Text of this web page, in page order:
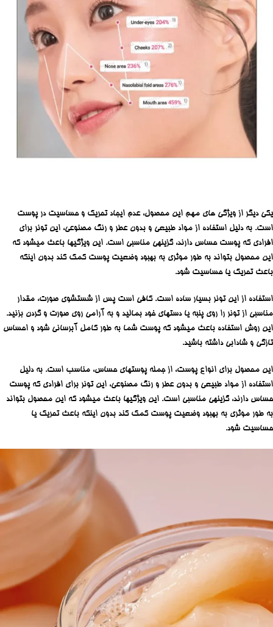
یکی دیگر از ویژگی های مهم این محصول، عدم ایجاد تحریک و حساسیت در پوست
است. به دلیل استفاده از مواد طبیعی و بدون عطر و رنگ مصنوعی، این تونر برای
افرادی که پوست حساس دارند، گزینهی مناسبی است. این ویژگیها باعث میشود که
این محصول بتواند به طور موثری به بهبود وضعیت پوست کمک کند بدون اینکه
باعث تحریک یا حساسیت شود.
استفاده از این تونر بسیار ساده است. کافی است پس از شستشوی صورت، مقدار
مناسبی از تونر را روی پنبه یا دستهای خود بمالید و به آرامی روی صورت و گردن بزنید.
این روش استفاده باعث میشود که پوست شما به طور کامل آبرسانی شود و احساس
تازگی و شادابی داشته باشید.
این محصول برای انواع پوست، از جمله پوستهای حساس، مناسب است. به دلیل
استفاده از مواد طبیعی و بدون عطر و رنگ مصنوعی، این تونر برای افرادی که پوست
حساس دارند، گزینهی مناسبی است. این ویژگیها باعث میشود که این محصول بتواند
به طور موثری به بهبود وضعیت پوست کمک کند بدون اینکه باعث تحریک یا
حساسیت شود.